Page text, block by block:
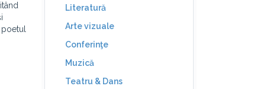
Literatură
Arte vizuale
Conferinţe
Muzică
Teatru & Dans